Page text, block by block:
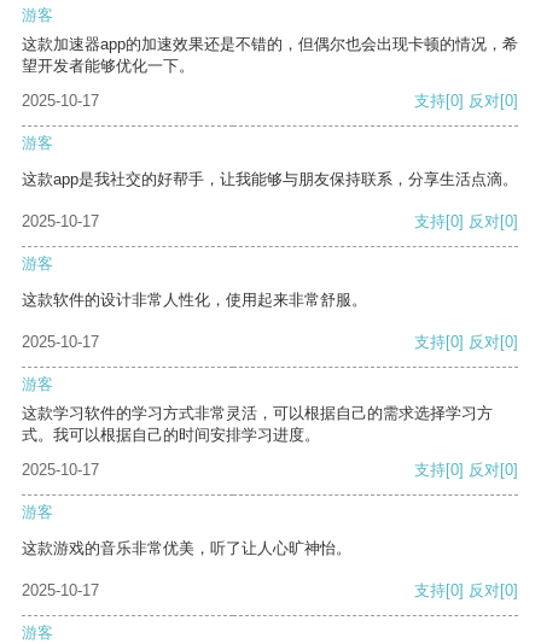
游客
这款加速器app的加速效果还是不错的，但偶尔也会出现卡顿的情况，希
望开发者能够优化一下。
2025-10-17
支持[0] 反对[0]
游客
这款app是我社交的好帮手，让我能够与朋友保持联系，分享生活点滴。
2025-10-17 支持[0] 反对[0]
游客
这款软件的设计非常人性化，使用起来非常舒服。
2025-10-17 支持[0] 反对[0]
游客
这款学习软件的学习方式非常灵活，可以根据自己的需求选择学习方
式。我可以根据自己的时间安排学习进度。
2025-10-17
支持[0] 反对[0]
游客
这款游戏的音乐非常优美，听了让人心旷神怡。
2025-10-17 支持[0] 反对[0]
游客